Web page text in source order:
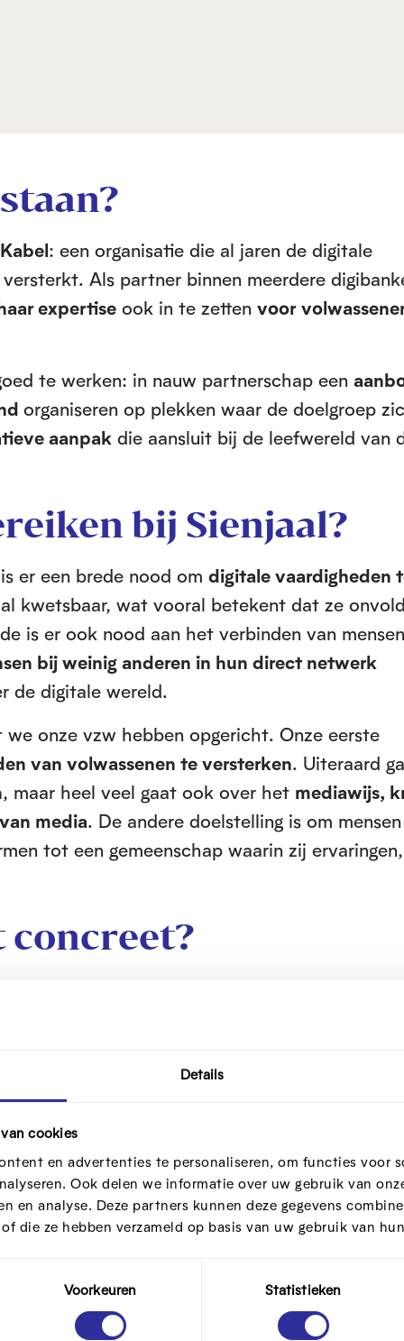
Details
cookies
en advertenties te personaliseren, om functies voor
Ook delen we informatie over uw gebruik van
en analyse. Deze partners kunnen deze gegevens
die ze hebben verzameld op basis van uw gebruik van
Voorkeuren Statistieken
: een organisatie die al jaren de digitale
Als partner binnen meerdere
expertise ook in te zetten voor
te werken: in nauw partnerschap een
organiseren op plekken waar de doelgroep
aanpak die aansluit bij de leefwereld van
bij Sienjaal?
er een brede nood om digitale vaardigheden
kwetsbaar, wat vooral betekent dat ze
is er ook nood aan het verbinden van
bij weinig anderen in hun direct netwerk
de digitale wereld.
onze vzw hebben opgericht. Onze eerste
van volwassenen te versterken. Uiteraard
, maar heel veel gaat ook over het mediawijs,
media. De andere doelstelling is om
tot een gemeenschap waarin zij ervaringen,
concreet?
manier creëren we ook
we geven die bingo natuurlijk wel een
concepten uit de digitale wereld die we
interactief. We steken er ook